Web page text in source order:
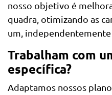
nosso objetivo é
quadra, otimizando as
um, independentemente
Trabalham com
específica?
Adaptamos nossos